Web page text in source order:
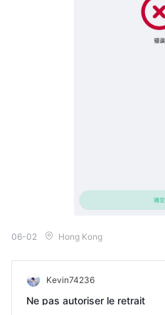
06-02 Hong Kong
Kevin74236
Ne pas autoriser le retrait